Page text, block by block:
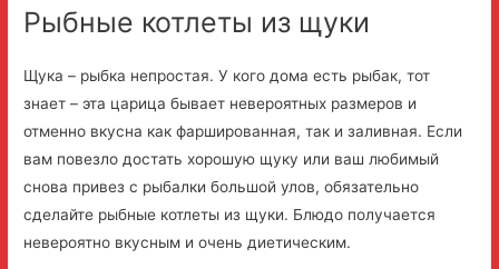
Рыбные котлеты из щуки
Щука – рыбка непростая. У кого дома есть рыбак, тот
знает – эта царица бывает невероятных размеров и
отменно вкусна как фаршированная, так и заливная. Если
вам повезло достать хорошую щуку или ваш любимый
снова привез с рыбалки большой улов, обязательно
сделайте рыбные котлеты из щуки. Блюдо получается
невероятно вкусным и очень диетическим.